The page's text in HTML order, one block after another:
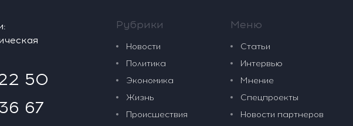
50
67
Рубрики
Новости
Политика
Экономика
Жизнь
Происшествия
Меню
Статьи
Интервью
Мнение
Спецпроекты
Новости партнеров